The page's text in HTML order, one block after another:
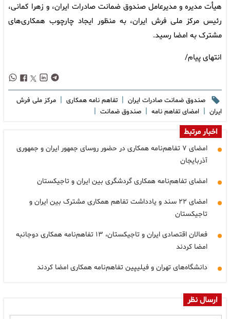
هیأت مدیره و مدیرعامل صندوق ضمانت صادرات ایران، و زهرا کمانی،
رئیس مرکز ملی فرش ایران، به منظور ایجاد چارچوب همکاری‌های
مشترک به امضا رسید.
انتهای پیام/
صندوق ضمانت صادرات ایران | تفاهم نامه همکاری | مرکز ملی فرش
ایران | امضای تفاهم نامه | صندوق ضمانت |
اخبار مرتبط
امضای ۷ تفاهم‌نامه همکاری در حضور روسای جمهور ایران و جمهوری
آذربایجان
امضای تفاهم‌نامه همکاری گردشگری بین ایران و تاجیکستان
امضای ۲۲ سند و یادداشت تفاهم همکاری مشترک بین ایران و
تاجیکستان
فعالان اقتصادی ایران و تاجیکستان، ۱۳ تفاهم‌نامه همکاری دوجانبه
امضا کردند
دانشگاه‌های تهران و فیلیپین تفاهم‌نامه همکاری امضا کردند
ارسال نظر